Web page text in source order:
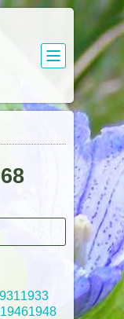
1933
19461948